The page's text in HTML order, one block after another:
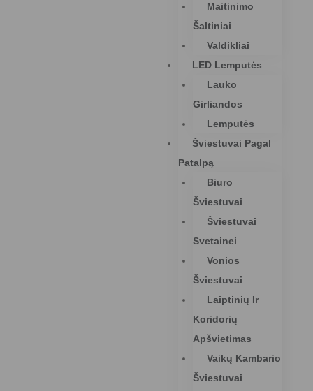
Maitinimo
Šaltiniai
Valdikliai
LED Lemputės
Lauko
Girliandos
Lemputės
Šviestuvai Pagal
Patalpą
Biuro
Šviestuvai
Šviestuvai
Svetainei
Vonios
Šviestuvai
Laiptinių Ir
Koridorių
Apšvietimas
Vaikų Kambario
Šviestuvai